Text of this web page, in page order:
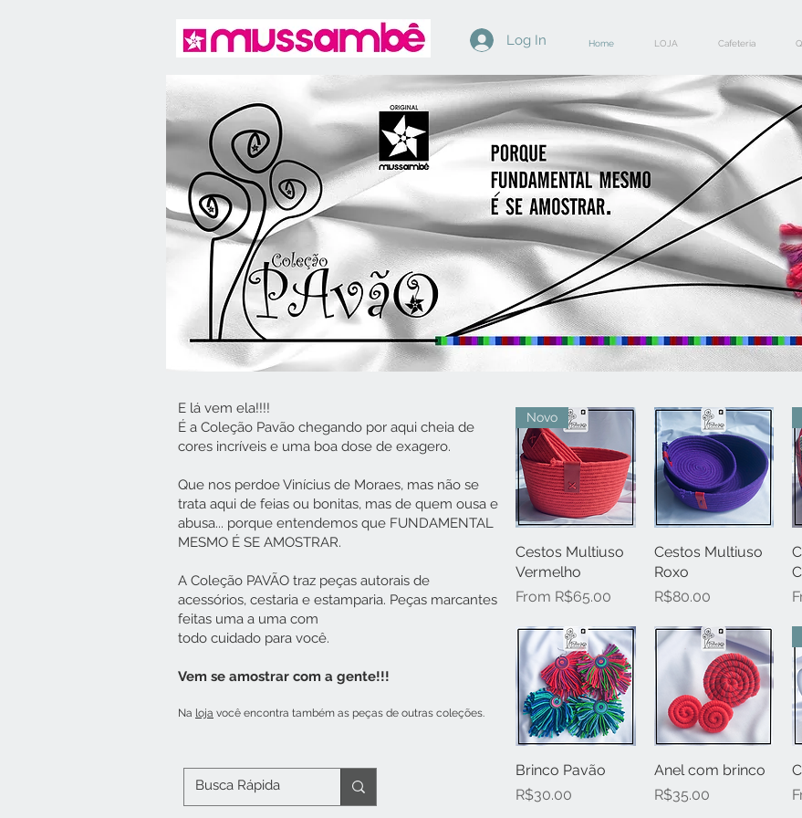
Log In Home LOJA Cafeteria
E lá vem ela!!!!
É a Coleção Pavão chegando por aqui cheia de
cores incríveis e uma boa dose de exagero.
Que nos perdoe Vinícius de Moraes, mas não se
trata aqui de feias ou bonitas, mas de quem ousa e
abusa... porque entendemos que FUNDAMENTAL
MESMO É SE AMOSTRAR.
A Coleção PAVÃO traz peças autorais de
acessórios, cestaria e estamparia. Peças marcantes
feitas uma a uma com
todo cuidado para você.
Vem se amostrar com a gente!!!
Na loja você encontra também as peças de outras coleções.
Quick View
Novo
Cestos Multiuso
Vermelho
From R$65.00
Sale Price
Quick View
Cestos Multiuso
Roxo
Price
R$80.00
Quick View
Brinco Pavão
Price
R$30.00
Quick View
Anel com brinco
Price
R$35.00